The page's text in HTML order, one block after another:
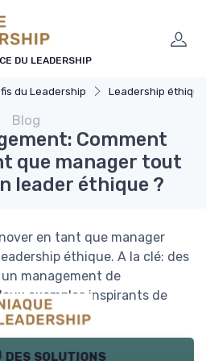
DU LEADERSHIP
du Leadership Leadership éthique
Blog
Comment
que manager tout
leader éthique ?
en tant que manager
éthique. A la clé: des
management de
exemples inspirants de
des solutions